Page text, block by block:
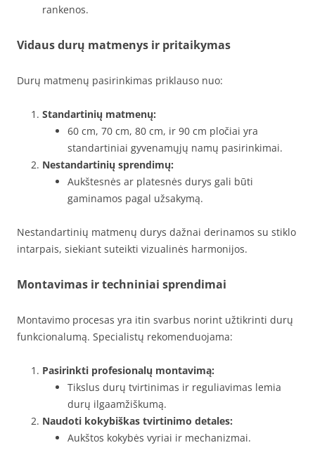
rankenos.
Vidaus durų matmenys ir pritaikymas
Durų matmenų pasirinkimas priklauso nuo:
Standartinių matmenų:
60 cm, 70 cm, 80 cm, ir 90 cm pločiai yra
standartiniai gyvenamųjų namų pasirinkimai.
Nestandartinių sprendimų:
Aukštesnės ar platesnės durys gali būti
gaminamos pagal užsakymą.
Nestandartinių matmenų durys dažnai derinamos su stiklo
intarpais, siekiant suteikti vizualinės harmonijos.
Montavimas ir techniniai sprendimai
Montavimo procesas yra itin svarbus norint užtikrinti durų
funkcionalumą. Specialistų rekomenduojama:
Pasirinkti profesionalų montavimą:
Tikslus durų tvirtinimas ir reguliavimas lemia
durų ilgaamžiškumą.
Naudoti kokybiškas tvirtinimo detales:
Aukštos kokybės vyriai ir mechanizmai.